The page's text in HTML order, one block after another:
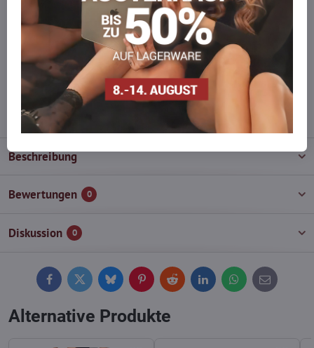
Möchten Sie mehr bestellen, als wir
auf Lager haben?
Zögern Sie nicht, uns zu kontaktieren, wir füllen die Ware für Sie
wieder auf!
info​@everlady​.eu
Beschreibung
Bewertungen 0
Diskussion 0
FacebookTwitterBlueskyPinterestReddit LinkedInWhatsApp
E-
mail
Alternative Produkte